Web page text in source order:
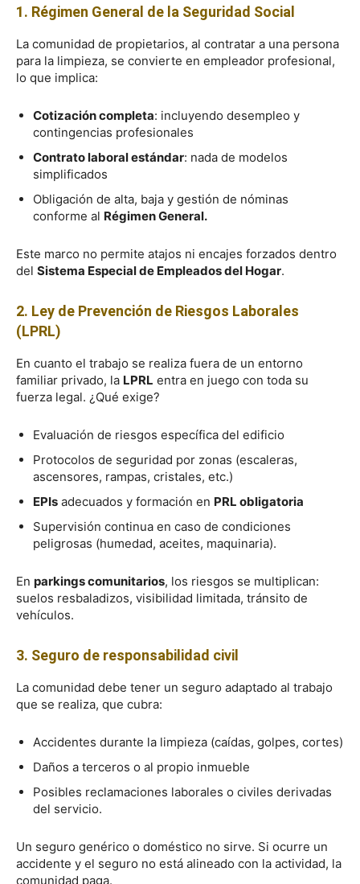
1. Régimen General de la Seguridad Social
La comunidad de propietarios, al contratar a una persona
para la limpieza, se convierte en empleador profesional,
lo que implica:
Cotización completa: incluyendo desempleo y
contingencias profesionales
Contrato laboral estándar: nada de modelos
simplificados
Obligación de alta, baja y gestión de nóminas
conforme al Régimen General.
Este marco no permite atajos ni encajes forzados dentro
del Sistema Especial de Empleados del Hogar.
2. Ley de Prevención de Riesgos Laborales
(LPRL)
En cuanto el trabajo se realiza fuera de un entorno
familiar privado, la LPRL entra en juego con toda su
fuerza legal. ¿Qué exige?
Evaluación de riesgos específica del edificio
Protocolos de seguridad por zonas (escaleras,
ascensores, rampas, cristales, etc.)
EPIs adecuados y formación en PRL obligatoria
Supervisión continua en caso de condiciones
peligrosas (humedad, aceites, maquinaria).
En parkings comunitarios, los riesgos se multiplican:
suelos resbaladizos, visibilidad limitada, tránsito de
vehículos.
3. Seguro de responsabilidad civil
La comunidad debe tener un seguro adaptado al trabajo
que se realiza, que cubra:
Accidentes durante la limpieza (caídas, golpes, cortes)
Daños a terceros o al propio inmueble
Posibles reclamaciones laborales o civiles derivadas
del servicio.
Un seguro genérico o doméstico no sirve. Si ocurre un
accidente y el seguro no está alineado con la actividad, la
comunidad paga.